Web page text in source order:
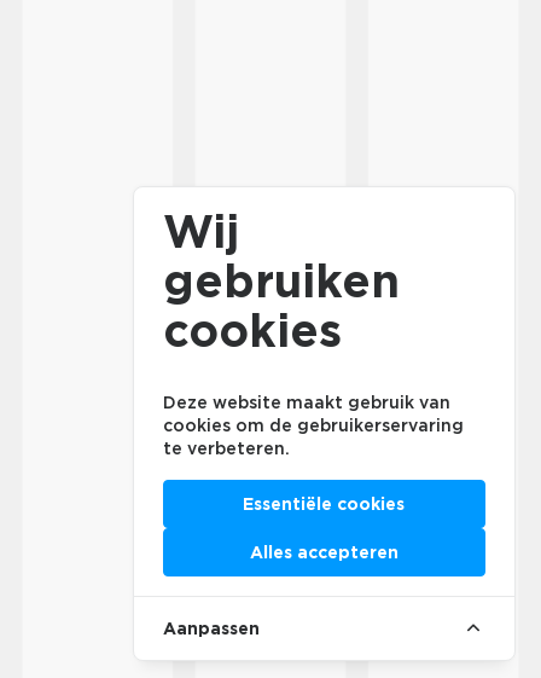
Wij
gebruiken
cookies
Deze website maakt gebruik van
cookies om de gebruikerservaring
te verbeteren.
Essentiële cookies
Alles accepteren
Aanpassen